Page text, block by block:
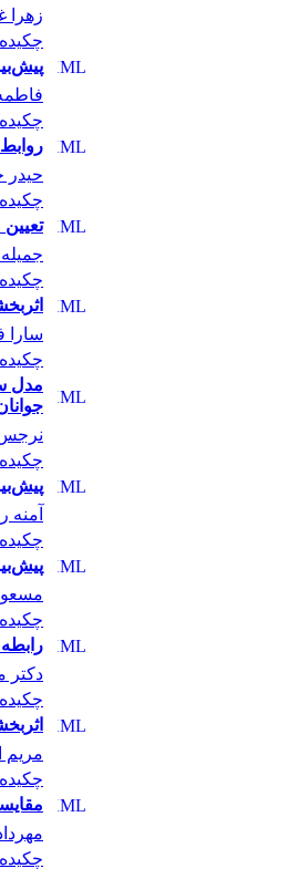
زهرا
چکیده
چکیده
حیدر
چکیده
چکیده
سارا
چکیده
مدل
چکیده
آمنه
چکیده
چکیده
دکتر
چکیده
مریم
چکیده
چکیده